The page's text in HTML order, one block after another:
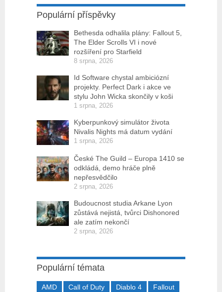
Populární příspěvky
Bethesda odhalila plány: Fallout 5,
The Elder Scrolls VI i nové
rozšíření pro Starfield
8 srpna, 2026
Id Software chystal ambiciózní
projekty. Perfect Dark i akce ve
stylu John Wicka skončily v koši
1 srpna, 2026
Kyberpunkový simulátor života
Nivalis Nights má datum vydání
1 srpna, 2026
České The Guild – Europa 1410 se
odkládá, demo hráče plně
nepřesvědčilo
2 srpna, 2026
Budoucnost studia Arkane Lyon
zůstává nejistá, tvůrci Dishonored
ale zatím nekončí
2 srpna, 2026
Populární témata
AMD Call of Duty Diablo 4
Fallout